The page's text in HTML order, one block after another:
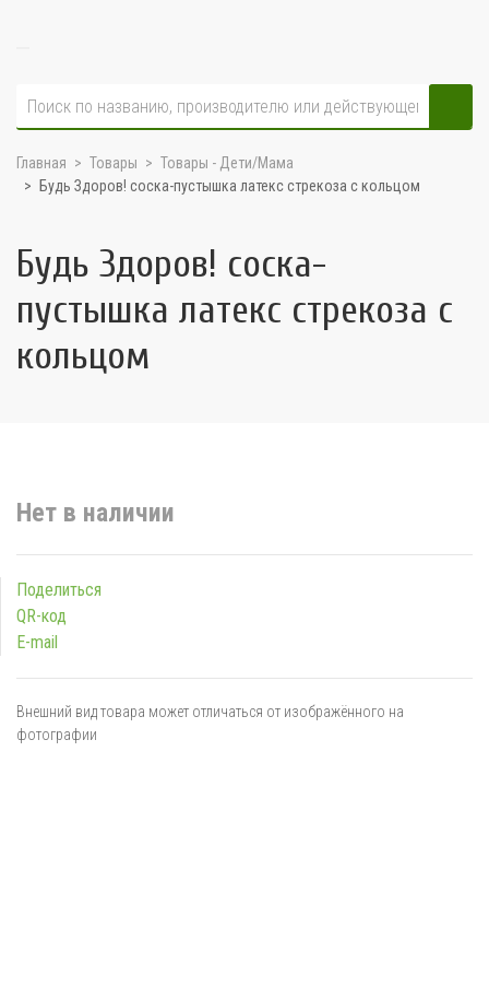
Главная Товары
Товары - Дети/Мама
Будь Здоров! соска-пустышка латекс стрекоза с кольцом
Будь Здоров! соска-
пустышка латекс стрекоза с
кольцом
Нет в наличии
Поделиться
QR-код
E-mail
Внешний вид товара может отличаться от изображённого на
фотографии